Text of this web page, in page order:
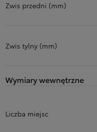
Zwis przedni (mm)
Zwis tylny (mm)
Wymiary wewnętrzne
Liczba miejsc